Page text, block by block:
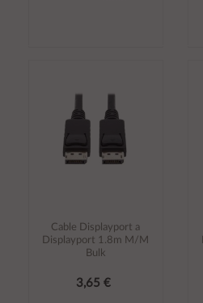
Cable Displayport a
Displayport 1.8m M/M
Bulk
3,65 €